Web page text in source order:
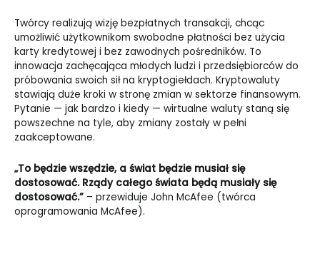
Twórcy realizują wizję bezpłatnych transakcji, chcąc
umożliwić użytkownikom swobodne płatności bez użycia
karty kredytowej i bez zawodnych pośredników. To
innowacja zachęcająca młodych ludzi i przedsiębiorców do
próbowania swoich sił na kryptogiełdach. Kryptowaluty
stawiają duże kroki w stronę zmian w sektorze finansowym.
Pytanie — jak bardzo i kiedy — wirtualne waluty staną się
powszechne na tyle, aby zmiany zostały w pełni
zaakceptowane.
„To będzie wszędzie, a świat będzie musiał się
dostosować. Rządy całego świata będą musiały się
dostosować.” – przewiduje John McAfee (twórca
oprogramowania McAfee).